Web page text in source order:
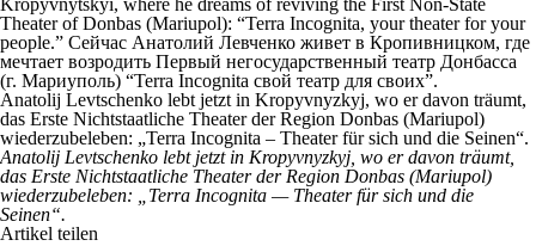
Anatolij Levtschenko lebt jetzt in Kropyvnyzkyj, wo er davon träumt,
das Erste Nichtstaatliche Theater der Region Donbas (Mariupol)
wiederzubeleben: „Terra Incognita – Theater für sich und die Seinen“.
Anatolij Levtschenko lebt jetzt in Kropyvnyzkyj, wo er davon träumt,
das Erste Nichtstaatliche Theater der Region Donbas (Mariupol)
wiederzubeleben: „Terra Incognita — Theater für sich und die
Seinen“.
Artikel teilen